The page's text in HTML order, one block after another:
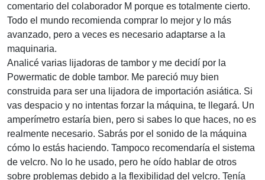
comentario del colaborador M porque es totalmente cierto.
Todo el mundo recomienda comprar lo mejor y lo más
avanzado, pero a veces es necesario adaptarse a la
maquinaria.
Analicé varias lijadoras de tambor y me decidí por la
Powermatic de doble tambor. Me pareció muy bien
construida para ser una lijadora de importación asiática. Si
vas despacio y no intentas forzar la máquina, te llegará. Un
amperímetro estaría bien, pero si sabes lo que haces, no es
realmente necesario. Sabrás por el sonido de la máquina
cómo lo estás haciendo. Tampoco recomendaría el sistema
de velcro. No lo he usado, pero he oído hablar de otros
sobre problemas debido a la flexibilidad del velcro. Tenía